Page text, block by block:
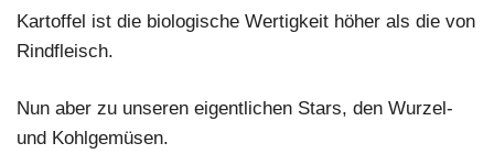
Kartoffel ist die biologische Wertigkeit höher als die von
Rindfleisch.
Nun aber zu unseren eigentlichen Stars, den Wurzel-
und Kohlgemüsen.